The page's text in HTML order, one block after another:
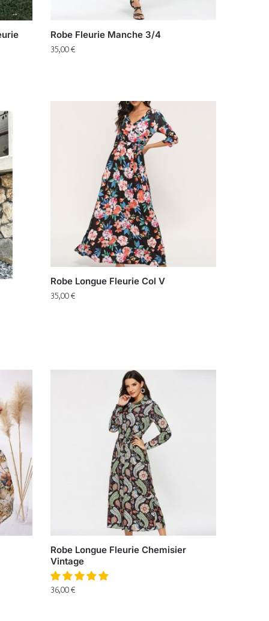
Robe Fleurie Manche 3/4
35,00€
Robe Longue Fleurie Col V
35,00€
Robe Longue Fleurie Chemisier
Vintage
36,00€